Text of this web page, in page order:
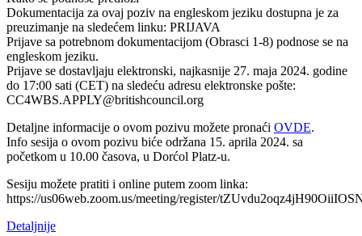
Dokumentacija za ovaj poziv na engleskom jeziku dostupna je za
preuzimanje na sledećem linku: PRIJAVA
Prijave sa potrebnom dokumentacijom (Obrasci 1-8) podnose se na
engleskom jeziku.
Prijave se dostavljaju elektronski, najkasnije 27. maja 2024. godine
do 17:00 sati (CET) na sledeću adresu elektronske pošte:
CC4WBS.APPLY@britishcouncil.org
Detaljne informacije o ovom pozivu možete pronaći OVDE.
Info sesija o ovom pozivu biće održana 15. aprila 2024. sa
početkom u 10.00 časova, u Dorćol Platz-u.
Sesiju možete pratiti i online putem zoom linka:
https://us06web.zoom.us/meeting/register/
Detaljnije